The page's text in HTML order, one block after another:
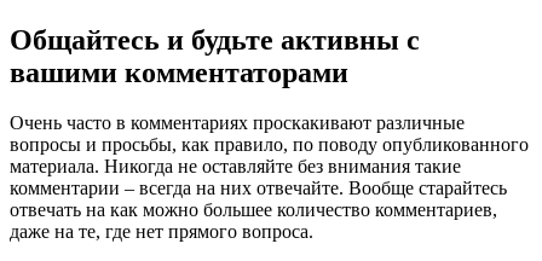
Общайтесь и будьте активны с
вашими комментаторами
Очень часто в комментариях проскакивают различные
вопросы и просьбы, как правило, по поводу опубликованного
материала. Никогда не оставляйте без внимания такие
комментарии – всегда на них отвечайте. Вообще старайтесь
отвечать на как можно большее количество комментариев,
даже на те, где нет прямого вопроса.